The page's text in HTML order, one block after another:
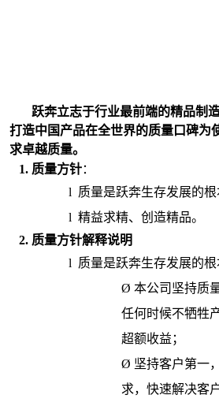
跃奔立志于行业最前端的精品制
打造中国产品在全世界的质量口碑为
求卓越质量。
1. 质量方针：
l 质量是跃奔生存发展的根
l精益求精、创造精品。
2. 质量方针解释说明
l 质量是跃奔生存发展的根
Ø本公司坚持质
任何时候不牺牲
超额收益；
Ø 坚持客户第一
求，快速解决客